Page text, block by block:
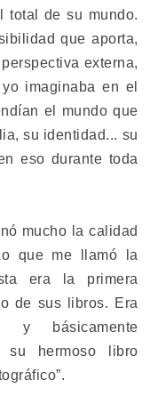
total de su mundo.
que aporta,
externa,
imaginaba en el
el mundo que
su identidad... su
eso durante toda
mucho la calidad
que me llamó la
era la primera
de sus libros. Era
y básicamente
hermoso libro